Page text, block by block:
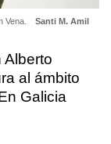
Vena. Santi M. Amil
Alberto
al ámbito
Galicia